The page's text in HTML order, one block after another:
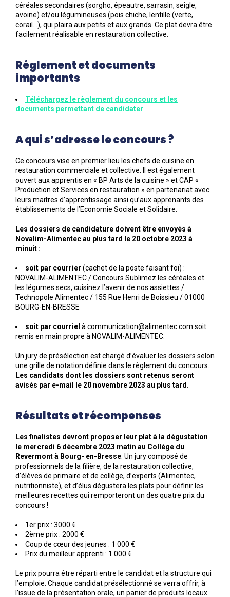
céréales secondaires (sorgho, épeautre, sarrasin, seigle,
avoine) et/ou légumineuses (pois chiche, lentille (verte,
corail…), qui plaira aux petits et aux grands. Ce plat devra être
facilement réalisable en restauration collective.
Réglement et documents
importants
Téléchargez le règlement du concours et les
documents permettant de candidater
A qui s’adresse le concours ?
Ce concours vise en premier lieu les chefs de cuisine en
restauration commerciale et collective. Il est également
ouvert aux apprentis en « BP Arts de la cuisine » et CAP «
Production et Services en restauration » en partenariat avec
leurs maitres d’apprentissage ainsi qu’aux apprenants des
établissements de l’Economie Sociale et Solidaire.
Les dossiers de candidature doivent être envoyés à
Novalim-Alimentec au plus tard le 20 octobre 2023 à
minuit :
soit par courrier (cachet de la poste faisant foi) :
NOVALIM-ALIMENTEC / Concours Sublimez les céréales et
les légumes secs, cuisinez l’avenir de nos assiettes /
Technopole Alimentec / 155 Rue Henri de Boissieu / 01000
BOURG-EN-BRESSE
soit par courriel à communication@alimentec.com soit
remis en main propre à NOVALIM-ALIMENTEC.
Un jury de présélection est chargé d’évaluer les dossiers selon
une grille de notation définie dans le règlement du concours.
Les candidats dont les dossiers sont retenus seront
avisés par e-mail le 20 novembre 2023 au plus tard.
Résultats et récompenses
Les finalistes devront proposer leur plat à la dégustation
le mercredi 6 décembre 2023 matin au Collège du
Revermont à Bourg- en-Bresse . Un jury composé de
professionnels de la filière, de la restauration collective,
d’élèves de primaire et de collège, d’experts (Alimentec,
nutritionniste), et d’élus dégustera les plats pour définir les
meilleures recettes qui remporteront un des quatre prix du
concours !
1er prix : 3000 €
2ème prix : 2000 €
Coup de cœur des jeunes : 1 000 €
Prix du meilleur apprenti : 1 000 €
Le prix pourra être réparti entre le candidat et la structure qui
l’emploie. Chaque candidat présélectionné se verra offrir, à
l’issue de la présentation orale, un panier de produits locaux.